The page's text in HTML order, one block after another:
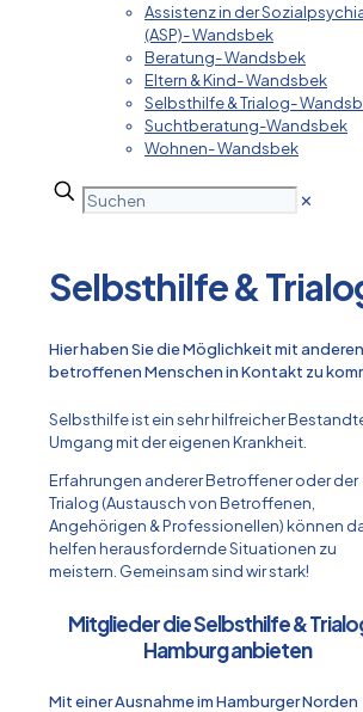
Assistenz in der
(ASP)- Wandsbek
Beratung- Wandsbek
Eltern & Kind- Wandsbek
Selbsthilfe & Trialog-
Suchtberatung-Wandsbek
Wohnen- Wandsbek
✕
Selbsthilfe &
Hier haben Sie die Möglichkeit mit anderen
betroffenen Menschen in Kontakt zu
Selbsthilfe ist ein sehr hilfreicher
Umgang mit der eigenen Krankheit.
Erfahrungen anderer Betroffener oder der
Trialog (Austausch von Betroffenen,
Angehörigen & Professionellen) können
helfen herausfordernde Situationen zu
meistern. Gemeinsam sind wir stark!
Mitglieder die Selbsthilfe &
Hamburg anbieten
Mit einer Ausnahme im Hamburger Norden